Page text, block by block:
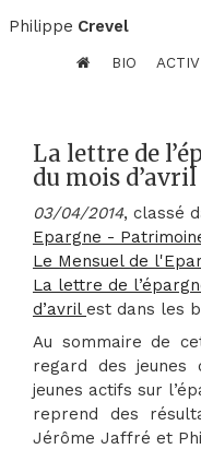
Philippe Crevel
BIO
La lettre de
du mois d’avril
03/04/2014, classé
Epargne -
Le Mensuel de
La lettre de
d’avril est dans les
Au sommaire de
regard des jeunes
jeunes actifs sur
reprend des
Jérôme Jaffré et